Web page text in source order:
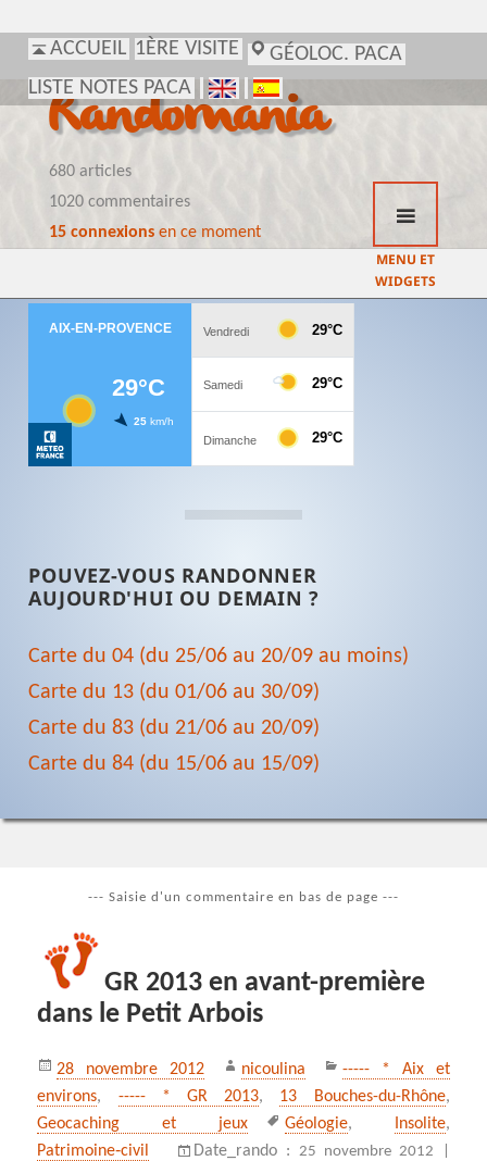
ACCUEIL 1ÈRE VISITE
GÉOLOC. PACA
LISTE NOTES PACA
Randomania
680 articles
1020 commentaires
15 connexionsen ce moment
MENU ET
WIDGETS
POUVEZ-VOUS RANDONNER
AUJOURD'HUI OU DEMAIN ?
Carte du 04 (du 25/06 au 20/09 au moins)
Carte du 13 (du 01/06 au 30/09)
Carte du 83 (du 21/06 au 20/09)
Carte du 84 (du 15/06 au 15/09)
--- Saisie d'un commentaire en bas de page ---
GR 2013 en avant-première
dans le Petit Arbois
Publié
le
28 novembre 2012 Auteur
nicoulina Catégories
----- * Aix et
environs, ----- * GR 2013, 13 Bouches-du-Rhône,
Geocaching et jeux
Mots-
clés
Géologie, Insolite,
Patrimoine‑civil
Date_rando :25 novembre 2012 |